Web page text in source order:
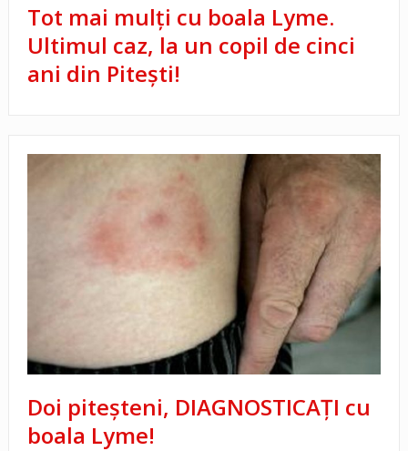
Tot mai mulți cu boala Lyme.
Ultimul caz, la un copil de cinci
ani din Pitești!
Doi piteşteni, DIAGNOSTICAŢI cu
boala Lyme!